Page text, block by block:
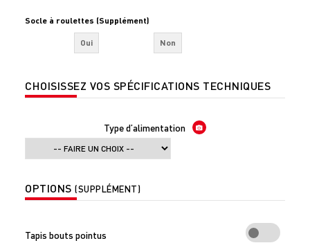
Socle à roulettes (Supplément)
Oui Non
CHOISISSEZ VOS SPÉCIFICATIONS TECHNIQUES
Type d’alimentation
OPTIONS (SUPPLÉMENT)
Tapis bouts pointus